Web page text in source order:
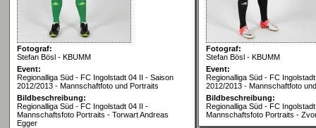
Fotograf:
Stefan Bösl - KBUMM
Event:
Regionalliga Süd - FC Ingolstadt 04 II - Saison
2012/2013 - Mannschaftfoto und Portraits
Bildbeschreibung:
Regionalliga Süd - FC Ingolstadt 04 II -
Mannschaftsfoto Portraits - Torwart Andreas
Egger
Fotograf:
Stefan Bösl - KBUMM
Event:
Regionalliga Süd - FC
2012/2013 - Mannschaftfoto
Bildbeschreibung:
Regionalliga Süd - FC
Mannschaftsfoto Portraits -